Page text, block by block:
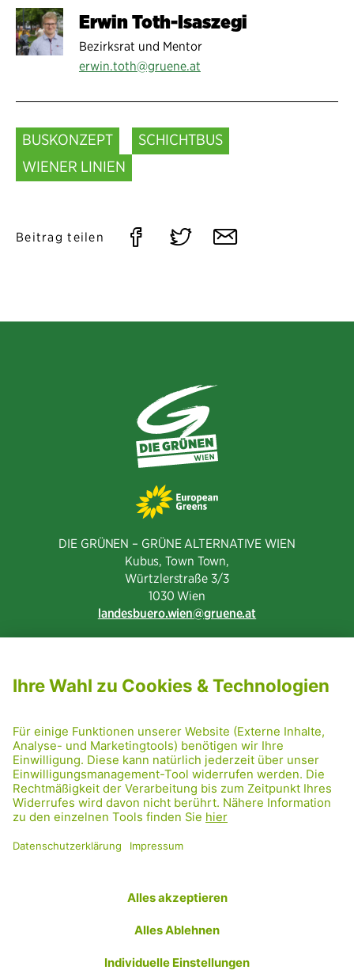
Erwin Toth-Isaszegi
Bezirksrat und Mentor
erwin.toth@gruene.at
BUSKONZEPT
SCHICHTBUS
WIENER LINIEN
Beitrag teilen
Auf Auf Per
DIE GRÜNEN – GRÜNE ALTERNATIVE WIEN
Kubus, Town Town,
Würtzlerstraße 3/3​
1030 Wien
landesbuero.wien
gruene.at
PRESSE
GRÜNE RADRETTUNG
FRIDAY NIGHTSKATING
NETIQUETTE
DATENSCHUTZ
TRANSPARENZ
Facebook
TwitterInstagram